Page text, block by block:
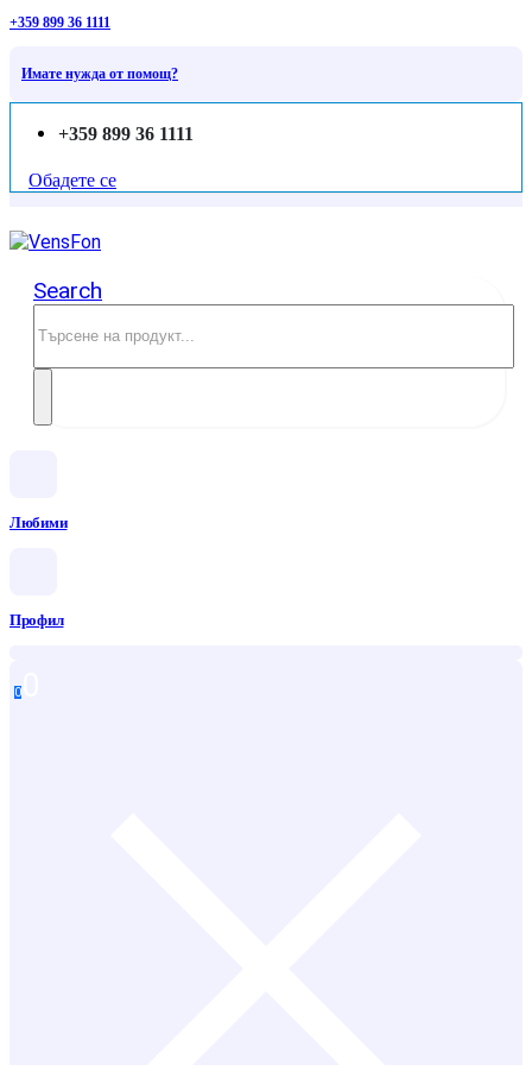
+359 899 36 1111
Имате нужда от помощ?
+359 899 36 1111
Обадете се
Search
Любими
Профил
0